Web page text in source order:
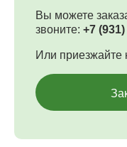
Вы можете
звоните: +7
Или приезжайте